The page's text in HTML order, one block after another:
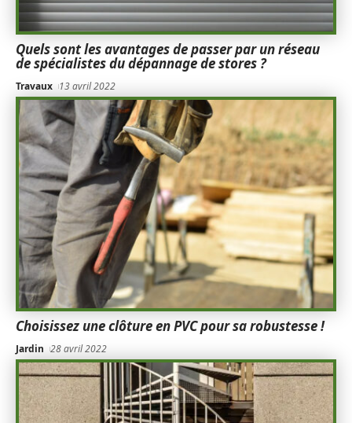
Quels sont les avantages de passer par un réseau
de spécialistes du dépannage de stores ?
Travaux 13 avril 2022
Choisissez une clôture en PVC pour sa robustesse !
Jardin 28 avril 2022